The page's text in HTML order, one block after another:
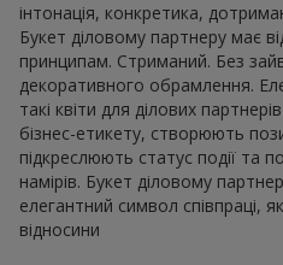
інтонація, конкретика,
Букет діловому партнеру має
принципам. Стриманий. Без
декоративного обрамлення.
такі квіти для ділових
бізнес-етикету, створюють
підкреслюють статус події та
намірів. Букет діловому
елегантний символ співпраці,
відносини